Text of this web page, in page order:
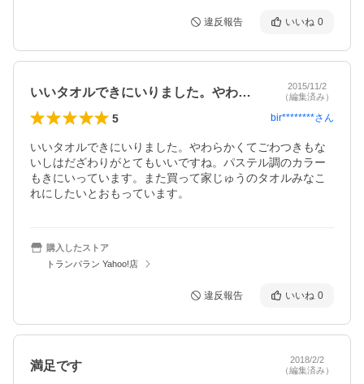
違反報告 いいね 0
いいタオルできにいりました。やわらかく…
2015/11/2
（編集済み）
5 bir********さん
いいタオルできにいりました。やわらかくてごわつきもな
いしはだざわりがとてもいいですね。パステル調のカラー
もきにいっています。また買って家じゅうのタオルみなこ
れにしたいとおもっています。
購入したストア
トランパラン Yahoo!店
違反報告 いいね 0
満足です
2018/2/2
（編集済み）